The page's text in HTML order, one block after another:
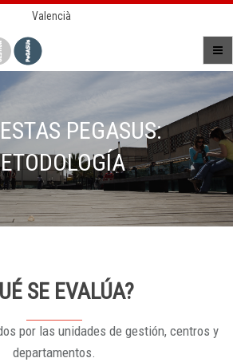
Valencià
PEGASUS:
SE EVALÚA?
por las unidades de gestión, centros y
departamentos.